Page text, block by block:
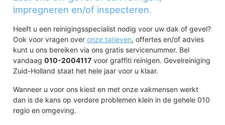
impregneren en/of inspecteren.
Heeft u een reinigingsspecialist nodig voor uw dak of gevel?
Ook voor vragen overonze tarieven, offertes en/of advies
kunt u ons bereiken via ons gratis servicenummer. Bel
vandaag010-2004117 voor graffiti reinigen. Gevelreiniging
Zuid-Holland staat het hele jaar voor u klaar.
Wanneer u voor ons kiest en met onze vakmensen werkt
dan is de kans op verdere problemen klein in de gehele 010
regio en omgeving.